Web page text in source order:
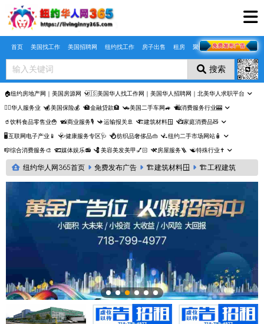
Skip to main content
首页 美国找工作 美国招聘网 纽约找工作 房子出售 租房 聚合页
搜索
🏠纽约房地产网｜美国房源网 🇺🇸美国华人找工作网｜美国华人招聘网｜北美华人求职平台
🤵‍♀️华人服务业 💰美国保险💰 🏦金融贷款🏦 🚗美国二手车网🚙 🛍️消费服务行业🎰
🥤饮料食品零售业🍟 📸商业服务🎙️ ✈️运输报关🚢 🏗️建筑材料🪟 📺家庭消费品🧸
🖥️互联网电子产业📱 🩺健康服务专区🩺 💍纺织品奢侈品👜 🛴纽约二手市场网站🧴
🎼综合消费服务🎨 🎞️媒体娱乐📻 💈美容美发美甲💅🏻 ⚒️房屋服务🪜 ☯️特殊行业✝️
纽约华人网365首页 免费发布广告 🏗️建筑材料🪟 🏗️工程建筑